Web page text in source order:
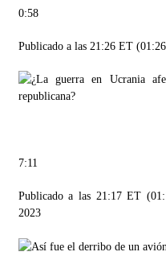
0:58
Publicado a las 21:26 ET
7:11
Publicado a las 21:17 ET
2023